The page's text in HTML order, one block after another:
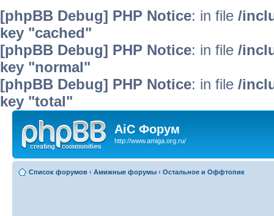
[phpBB Debug] PHP Notice: in file /
key "cached"
[phpBB Debug] PHP Notice: in file /
key "normal"
[phpBB Debug] PHP Notice: in file /
key "total"
AiC Форум
http://www.amiga.org.ru/
Список форумов ‹ Амижные форумы ‹ Остальное и Оффтопик